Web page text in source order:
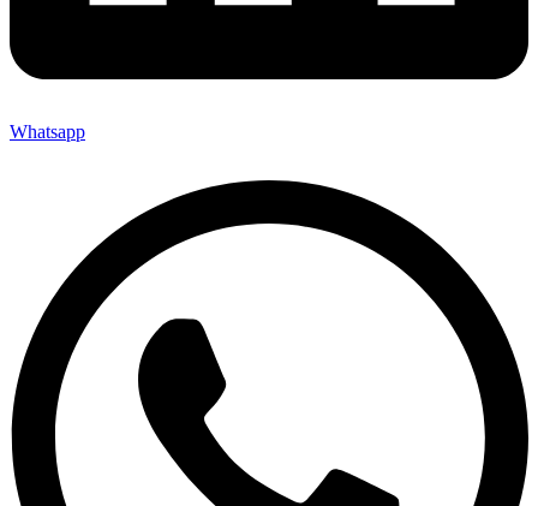
Whatsapp